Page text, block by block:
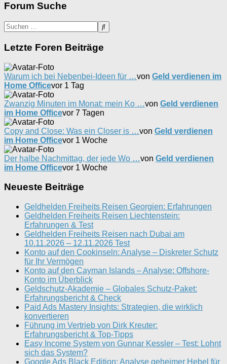
Forum Suche
Letzte Foren Beiträge
Warum ich bei Nebenbei-Ideen für …von Geld verdienen im
Home Officevor 1 Tag
Zwanzig Minuten im Monat: mein Ko …von Geld verdienen
im Home Officevor 7 Tagen
Copy and Close: Was ein Closer is …von Geld verdienen
im Home Officevor 1 Woche
Der halbe Nachmittag, der jede Wo …von Geld verdienen
im Home Officevor 1 Woche
Neueste Beiträge
Geldhelden Freiheits Reisen Georgien: Erfahrungen
Geldhelden Freiheits Reisen Liechtenstein:
Erfahrungen & Test
Geldhelden Freiheits Reisen nach Dubai am
10.11.2026 – 12.11.2026 Test
Konto auf den Cookinseln: Analyse – Diskreter Schutz
für Ihr Vermögen
Konto auf den Cayman Islands – Analyse: Offshore-
Konto im Überblick
Geldschutz-Akademie – Globales Schutz-Paket:
Erfahrungsbericht & Check
Paid Ads Mastery Insights: Strategien, die wirklich
konvertieren
Führung im Vertrieb von Dirk Kreuter:
Erfahrungsbericht & Top-Tipps
Easy Income System von Gunnar Kessler – Test: Lohnt
sich das System?
Google Ads Black Edition: Analyse geheimer Hebel für